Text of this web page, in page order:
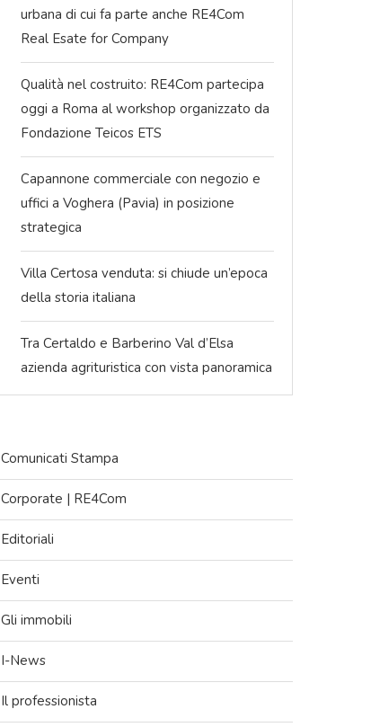
urbana di cui fa parte anche RE4Com
Real Esate for Company
Qualità nel costruito: RE4Com partecipa
oggi a Roma al workshop organizzato da
Fondazione Teicos ETS
Capannone commerciale con negozio e
uffici a Voghera (Pavia) in posizione
strategica
Villa Certosa venduta: si chiude un’epoca
della storia italiana
Tra Certaldo e Barberino Val d’Elsa
azienda agrituristica con vista panoramica
Comunicati Stampa
Corporate | RE4Com
Editoriali
Eventi
Gli immobili
I-News
Il professionista